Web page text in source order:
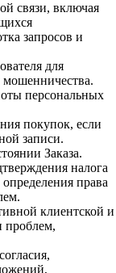
связи, включая
запросов и
для
мошенничества.
персональных
покупок, если
записи.
Заказа.
налога
права
клиентской и
проблем,